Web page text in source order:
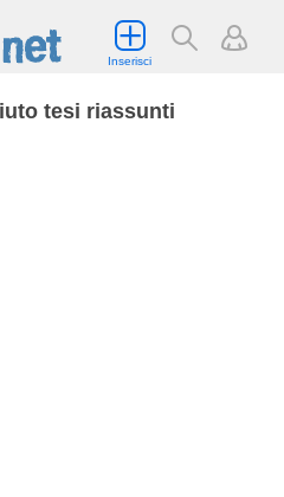
Inserisci
tesi riassunti